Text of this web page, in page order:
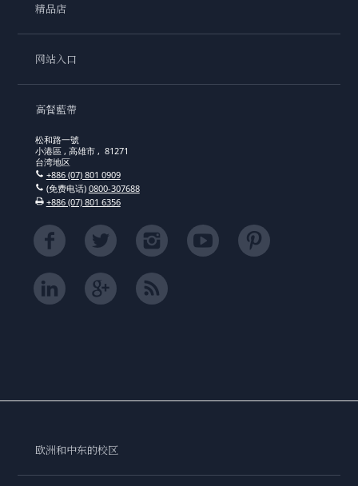
精品店
网站入口
高餐藍帶
松和路一號
小港區 , 高雄市 , 81271
台湾地区
+886 (07) 801 0909
(免费电话) 0800-307688
+886 (07) 801 6356
欧洲和中东的校区